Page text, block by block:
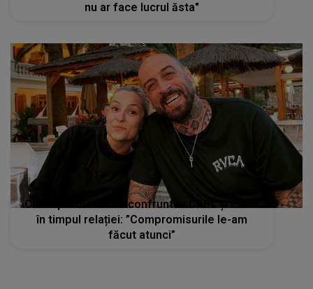
nu ar face lucrul ăsta"
Cu ce probleme se confruntau CRBL și Elena
în timpul relației: ”Compromisurile le-am
făcut atunci”